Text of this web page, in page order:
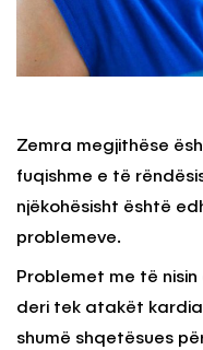
Zemra megjithëse
fuqishme e të
njëkohësisht është
problemeve.
Problemet me të
deri tek atakët
shumë shqetësues